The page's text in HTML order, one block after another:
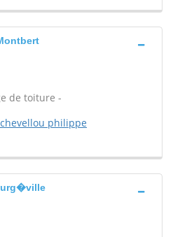
de toiture -
philippe